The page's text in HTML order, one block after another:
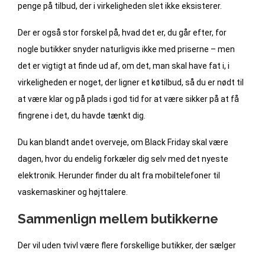
penge på tilbud, der i virkeligheden slet ikke eksisterer.
Der er også stor forskel på, hvad det er, du går efter, for
nogle butikker snyder naturligvis ikke med priserne – men
det er vigtigt at finde ud af, om det, man skal have fat i, i
virkeligheden er noget, der ligner et køtilbud, så du er nødt til
at være klar og på plads i god tid for at være sikker på at få
fingrene i det, du havde tænkt dig.
Du kan blandt andet overveje, om Black Friday skal være
dagen, hvor du endelig forkæler dig selv med det nyeste
elektronik. Herunder finder du alt fra mobiltelefoner til
vaskemaskiner og højttalere.
Sammenlign mellem butikkerne
Der vil uden tvivl være flere forskellige butikker, der sælger